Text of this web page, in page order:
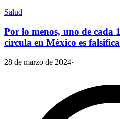
Salud
Por lo menos, uno de cada
circula en México es
28 de marzo de 2024·